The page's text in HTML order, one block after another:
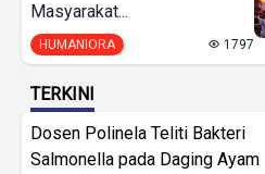
Masyarakat...
HUMANIORA 1797
TERKINI
Dosen Polinela Teliti Bakteri
Salmonella pada Daging Ayam